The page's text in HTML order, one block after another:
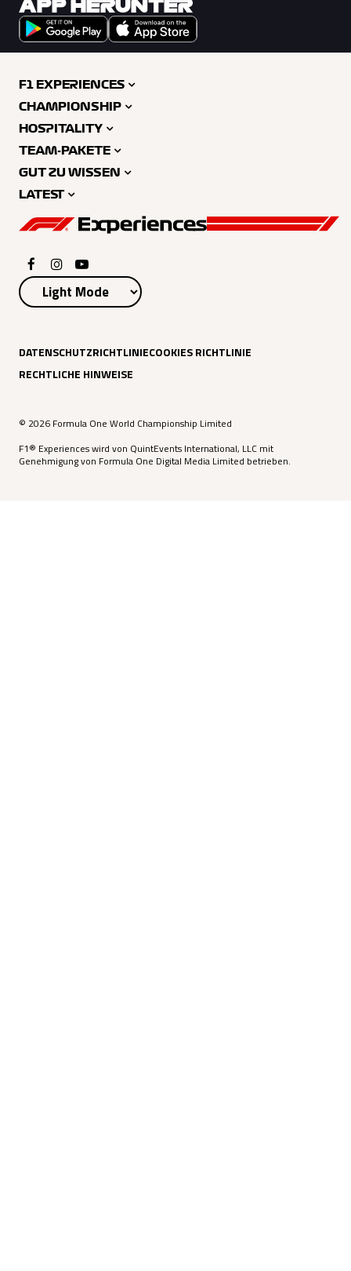
APP HERUNTER
F1 EXPERIENCES
CHAMPIONSHIP
HOSPITALITY
TEAM-PAKETE
GUT ZU WISSEN
LATEST
DATENSCHUTZRICHTLINIECOOKIES RICHTLINIE
RECHTLICHE HINWEISE
© 2026 Formula One World Championship Limited
F1® Experiences wird von QuintEvents International, LLC mit
Genehmigung von Formula One Digital Media Limited betrieben.